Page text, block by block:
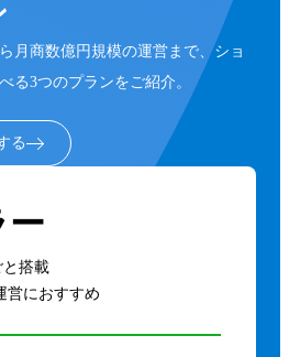
月商数億円規模の運営まで、ショ
る3つのプランをご紹介。
る
ー
と搭載
営におすすめ